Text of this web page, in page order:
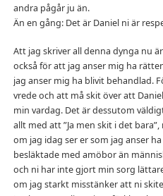
andra pågår ju än.
Än en gång: Det är Daniel ni är
Att jag skriver all denna dynga nu
också för att jag anser mig ha
jag anser mig ha blivit behandlad.
vrede och att må skit över att
min vardag. Det är dessutom
allt med att ”Ja men skit i det
om jag idag ser er som jag anser
besläktade med amöbor än
och ni har inte gjort min sorg
om jag starkt misstänker att ni